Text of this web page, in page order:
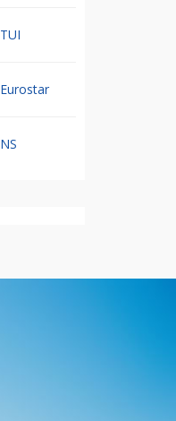
TUI
Eurostar
NS